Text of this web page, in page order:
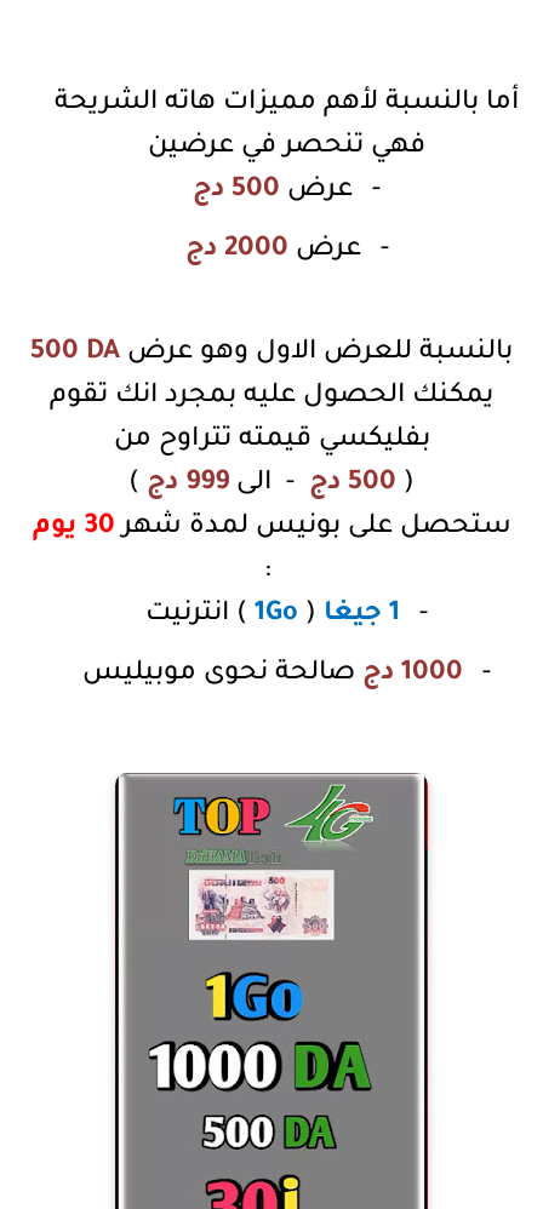
أما بالنسبة لأهم مميزات هاته الشريحة
فهي تنحصر في عرضين
-
عرض 500 دج
- عرض 2000 دج
بالنسبة للعرض الاول وهو عرض 500 DA
يمكنك الحصول عليه بمجرد انك تقوم
بفليكسي قيمته تتراوح من
( 500 دج - الى 999 دج
)
ستحصل على بونيس لمدة شهر 30 يوم
:
-
1 جيغا (
1Go ) انترنيت
- 1000 دج صالحة نحوى موبيليس